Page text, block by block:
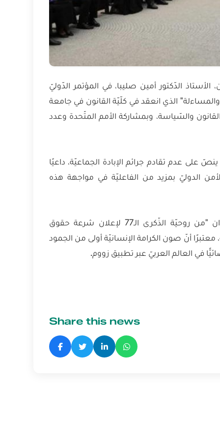
الدّكتور أمين صليبا، في المؤتمر الدّوليّ
والمساءلة" الذي انعقد في كلّيّة القانون في جامعة
والسّياسة، وبمشاركة الأمم المتّحدة وعدد
على عدم تقادم جرائم الإبادة الجماعيّة، داعيًا
الدوليّ بمزيد من الفاعليّة في مواجهة هذه
كما ألقى محاضرةً في المعهد القضائيّ العراقيّ بعنوان "من روحيّة الذّكرى الـ77 لإعلان شرعة حقوق
أنّ صون الكرامة الإنسانيّة أولى من الجمود
Share this news